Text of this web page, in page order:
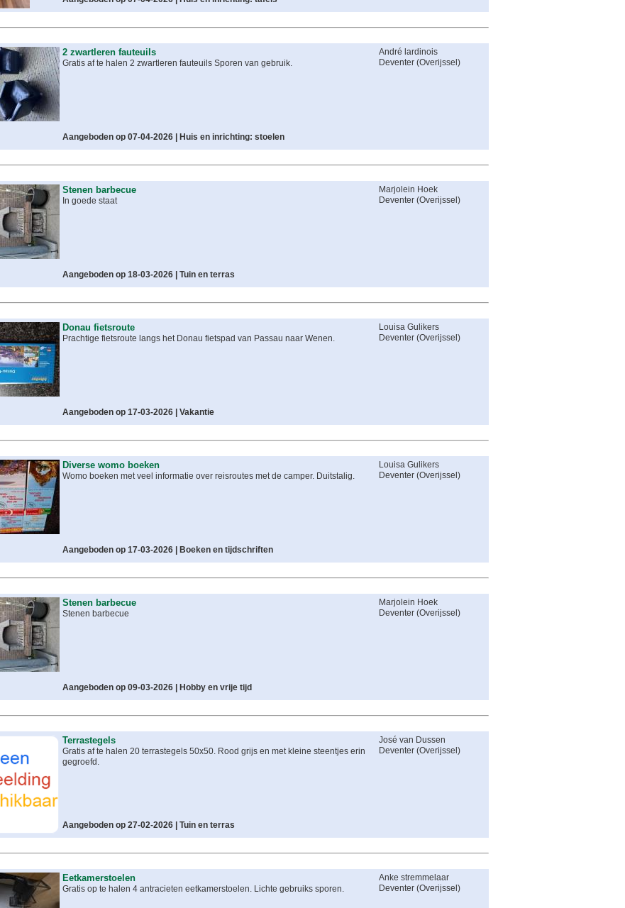
2 zwartleren fauteuils
Gratis af te halen 2 zwartleren fauteuils Sporen van gebruik.
Aangeboden op 07-04-2026 | Huis en inrichting: stoelen
André lardinois
Deventer (Overijssel )
Stenen barbecue
In goede staat
Aangeboden op 18-03-2026 | Tuin en terras
Marjolein Hoek
Deventer (Overijssel )
Donau fietsroute
Prachtige fietsroute langs het Donau fietspad van Passau naar Wenen.
Aangeboden op 17-03-2026 | Vakantie
Louisa Gulikers
Deventer (Overijssel )
Diverse womo boeken
Womo boeken met veel informatie over reisroutes met de camper. Duitstalig.
Aangeboden op 17-03-2026 | Boeken en tijdschriften
Louisa Gulikers
Deventer (Overijssel )
Stenen barbecue
Stenen barbecue
Aangeboden op 09-03-2026 | Hobby en vrije tijd
Marjolein Hoek
Deventer (Overijssel )
Terrastegels
Gratis af te halen 20 terrastegels 50x50. Rood grijs en met kleine steentjes erin
gegroefd.
Aangeboden op 27-02-2026 | Tuin en terras
José van Dussen
Deventer (Overijssel )
Eetkamerstoelen
Gratis op te halen 4 antracieten eetkamerstoelen. Lichte gebruiks sporen.
Anke stremmelaar
Deventer (Overijssel )